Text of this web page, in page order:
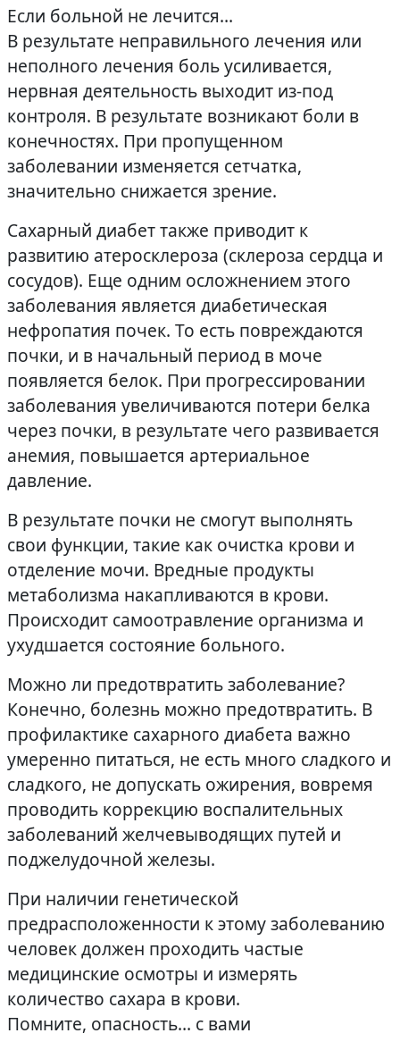
Если больной не лечится…
В результате неправильного лечения или
неполного лечения боль усиливается,
нервная деятельность выходит из-под
контроля. В результате возникают боли в
конечностях. При пропущенном
заболевании изменяется сетчатка,
значительно снижается зрение.
Сахарный диабет также приводит к
развитию атеросклероза (склероза сердца и
сосудов). Еще одним осложнением этого
заболевания является диабетическая
нефропатия почек. То есть повреждаются
почки, и в начальный период в моче
появляется белок. При прогрессировании
заболевания увеличиваются потери белка
через почки, в результате чего развивается
анемия, повышается артериальное
давление.
В результате почки не смогут выполнять
свои функции, такие как очистка крови и
отделение мочи. Вредные продукты
метаболизма накапливаются в крови.
Происходит самоотравление организма и
ухудшается состояние больного.
Можно ли предотвратить заболевание?
Конечно, болезнь можно предотвратить. В
профилактике сахарного диабета важно
умеренно питаться, не есть много сладкого и
сладкого, не допускать ожирения, вовремя
проводить коррекцию воспалительных
заболеваний желчевыводящих путей и
поджелудочной железы.
При наличии генетической
предрасположенности к этому заболеванию
человек должен проходить частые
медицинские осмотры и измерять
количество сахара в крови.
Помните, опасность… с вами